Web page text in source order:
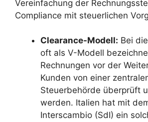
Vereinfachung der
Compliance mit steuerlichen
Clearance-Modell: Bei
oft als V-Modell
Rechnungen vor der
Kunden von einer
Steuerbehörde überprüft
werden. Italien hat mit
Interscambio (SdI) ein